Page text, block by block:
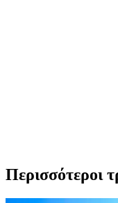
Περισσότεροι